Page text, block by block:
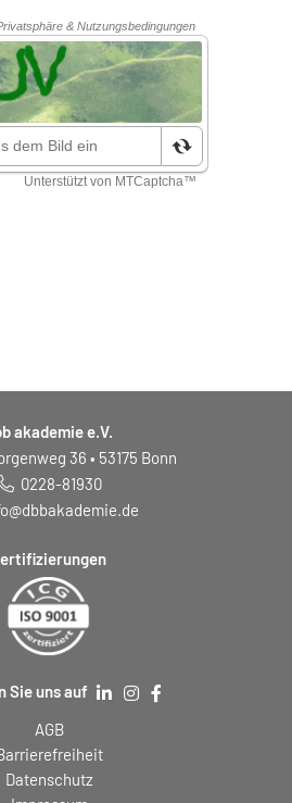
akademie e.V.
36 • 53175 Bonn
0228-81930
Sie uns auf
AGB
Datenschutz